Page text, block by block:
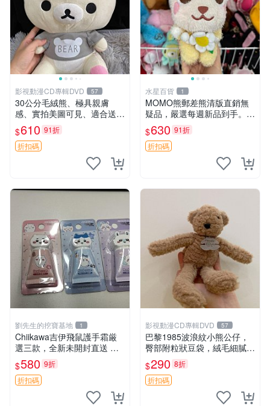
影視動漫CD專輯DVD 57
30公分毛絨熊、極具親膚
感、實拍美圖可見、適合送禮
收藏 毛絨熊 送禮 熊抱
$610 91折
折扣碼
水星百貨 1
MOMO熊郵差熊清版直銷無
疑品，嚴選每週新品到手。紅
薯啵啵鮮果間 郵差熊 清版 紅
薯啵啵間
$630 91折
折扣碼
劉先生的挖寶基地 1
Chiikawa吉伊飛鼠護手霜厳
選三款，全新未開封直送 飛
鼠 護手霜 吉伊三款 新貨
$580 9折
折扣碼
影視動漫CD專輯DVD 57
巴黎1985波浪紋小熊公仔，
臀部附粒狀豆袋，絨毛細膩臉
部可愛，中古嚴選推薦 小熊
公仔 豆袋
$290 8折
折扣碼